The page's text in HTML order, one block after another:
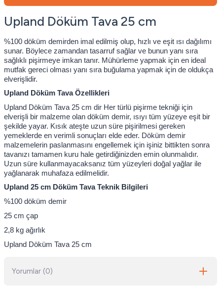
Upland Döküm Tava 25 cm
%100 döküm demirden imal edilmiş olup, hızlı ve eşit ısı dağılımı
sunar. Böylece zamandan tasarruf sağlar ve bunun yanı sıra
sağlıklı pişirmeye imkan tanır. Mühürleme yapmak için en ideal
mutfak gereci olması yanı sıra buğulama yapmak için de oldukça
elverişlidir.
Upland Döküm Tava Özellikleri
Upland Döküm Tava 25 cm dir Her türlü pişirme tekniği için
elverişli bir malzeme olan döküm demir, ısıyı tüm yüzeye eşit bir
şekilde yayar. Kısık ateşte uzun süre pişirilmesi gereken
yemeklerde en verimli sonuçları elde eder. Döküm demir
malzemelerin paslanmasını engellemek için işiniz bittikten sonra
tavanızı tamamen kuru hale getirdiğinizden emin olunmalıdır.
Uzun süre kullanmayacaksanız tüm yüzeyleri doğal yağlar ile
yağlanarak muhafaza edilmelidir.
Upland 25 cm Döküm Tava Teknik Bilgileri
%100 döküm demir
25 cm çap
2,8 kg ağırlık
Upland Döküm Tava 25 cm
Yorumlar (0)